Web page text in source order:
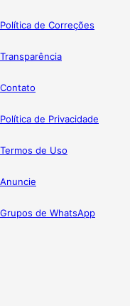
Política de Correções
Transparência
Contato
Política de Privacidade
Termos de Uso
Anuncie
Grupos de WhatsApp